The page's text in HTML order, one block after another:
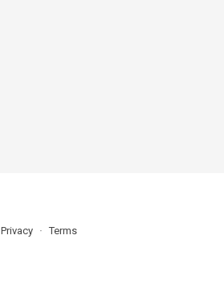
Privacy Terms